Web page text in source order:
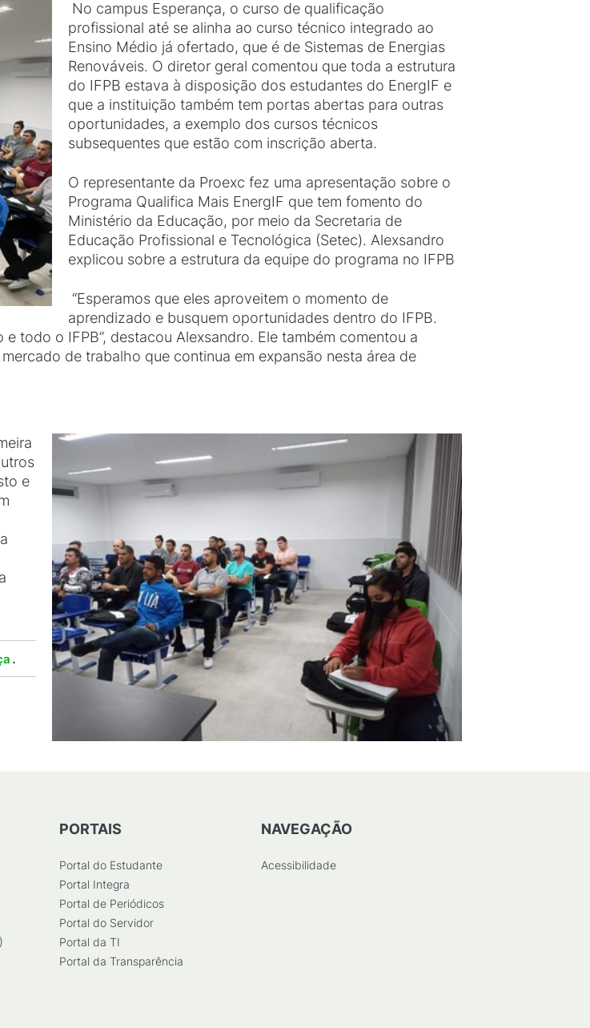
No campus Esperança, o curso de qualificação
profissional até se alinha ao curso técnico integrado ao
Ensino Médio já ofertado, que é de Sistemas de Energias
Renováveis. O diretor geral comentou que toda a estrutura
do IFPB estava à disposição dos estudantes do EnergIF e
que a instituição também tem portas abertas para outras
oportunidades, a exemplo dos cursos técnicos
subsequentes que estão com inscrição aberta.
O representante da Proexc fez uma apresentação sobre o
Programa Qualifica Mais EnergIF que tem fomento do
Ministério da Educação, por meio da Secretaria de
Educação Profissional e Tecnológica (Setec). Alexsandro
explicou sobre a estrutura da equipe do programa no IFPB
“Esperamos que eles aproveitem o momento de
aprendizado e busquem oportunidades dentro do IFPB.
todo o IFPB”, destacou Alexsandro. Ele também comentou a
de trabalho que continua em expansão nesta área de
e
.
PORTAIS
Portal do Estudante
Portal Integra
Portal de Periódicos
Portal do Servidor
Portal da TI
Portal da Transparência
NAVEGAÇÃO
Acessibilidade